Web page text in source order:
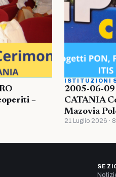
–
ISTITUZIONI
2005-06-09
CATANIA
Mazovia
21 Luglio 2026 ·